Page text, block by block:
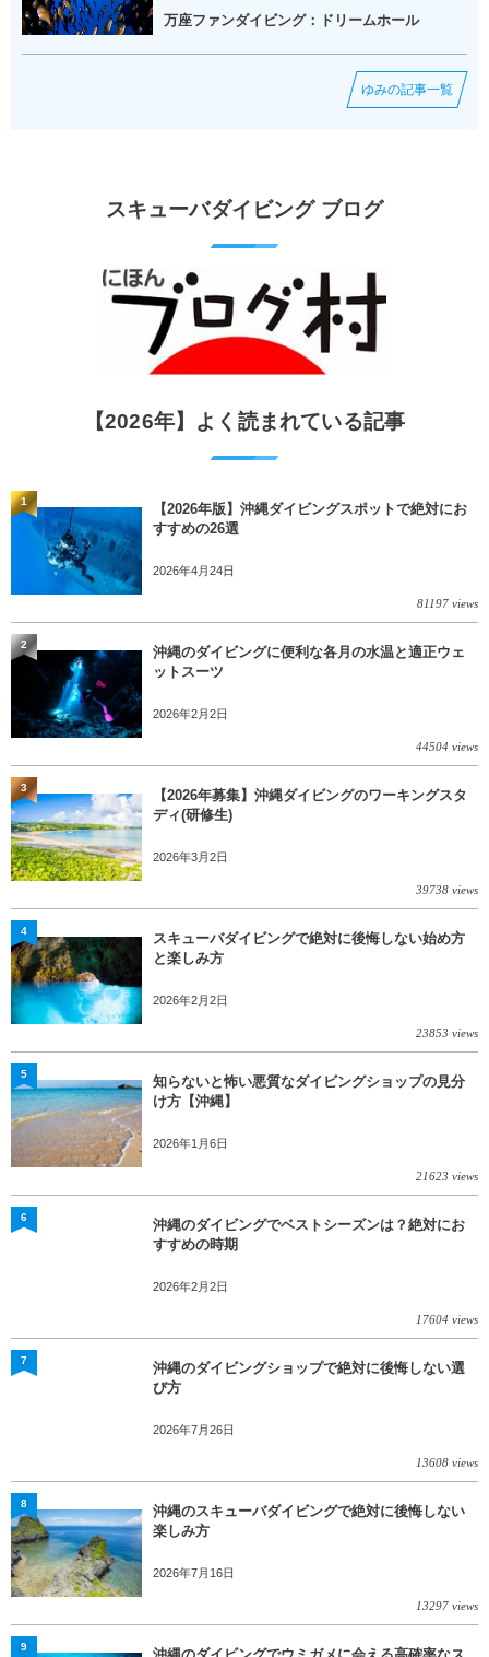
万座ファンダイビング：ドリームホール
ゆみの記事一覧
スキューバダイビング ブログ
【2026年】よく読まれている記事
【2026年版】沖縄ダイビングスポットで絶対にお
すすめの26選
2026年4月24日
81197 views
1
沖縄のダイビングに便利な各月の水温と適正ウェ
ットスーツ
2026年2月2日
44504 views
2
【2026年募集】沖縄ダイビングのワーキングスタ
ディ(研修生)
2026年3月2日
39738 views
3
スキューバダイビングで絶対に後悔しない始め方
と楽しみ方
2026年2月2日
23853 views
4
知らないと怖い悪質なダイビングショップの見分
け方【沖縄】
2026年1月6日
21623 views
5
沖縄のダイビングでベストシーズンは？絶対にお
すすめの時期
2026年2月2日
17604 views
6
沖縄のダイビングショップで絶対に後悔しない選
び方
2026年7月26日
13608 views
7
沖縄のスキューバダイビングで絶対に後悔しない
楽しみ方
2026年7月16日
13297 views
8
9